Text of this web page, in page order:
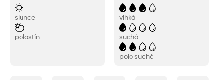
slunce
polostín
vlhká
suchá
polo suchá